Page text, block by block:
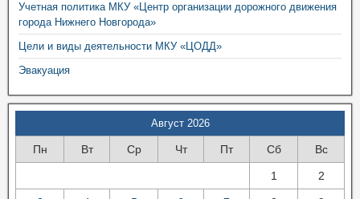
Учетная политика МКУ «Центр организации дорожного движения
города Нижнего Новгорода»
Цели и виды деятельности МКУ «ЦОДД»
Эвакуация
Август 2026
Пн Вт Ср Чт Пт Сб Вс
1 2